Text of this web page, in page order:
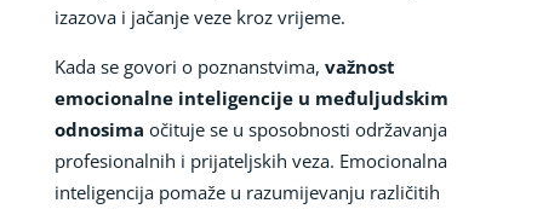
izazova i jačanje veze kroz vrijeme.
Kada se govori o poznanstvima, važnost
emocionalne inteligencije u međuljudskim
odnosima očituje se u sposobnosti održavanja
profesionalnih i prijateljskih veza. Emocionalna
inteligencija pomaže u razumijevanju različitih